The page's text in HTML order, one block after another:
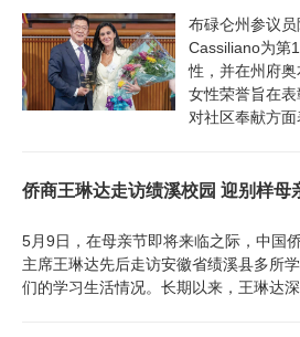
布碌仑州参议
Cassiliano为第
性，并在州府
女性荣誉旨在
对社区奉献方
侨商王琳达走访绩溪校园 迎别样母
5月9日，在母亲节即将来临之际，中国
主席王琳达先后走访安徽省绩溪县多所
们的学习生活情况。长期以来，王琳达